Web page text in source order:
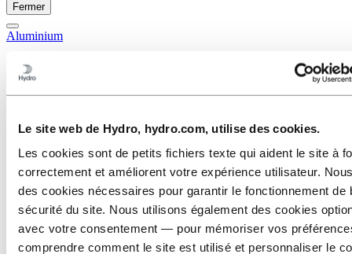
Le site web de Hydro, hydro.com, utilise des cookies.
Les cookies sont de petits fichiers texte qui aident le site à
correctement et améliorent votre expérience utilisateur.
des cookies nécessaires pour garantir le fonctionnement de
sécurité du site. Nous utilisons également des cookies
avec votre consentement — pour mémoriser vos
comprendre comment le site est utilisé et personnaliser le
Fermer
Aluminium
Transports
CVC
Solaire et énergie
Solaire
Éolien
Géothermie
Gestion thermique
Pétrole et gaz
Design industriel